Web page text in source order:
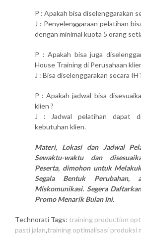
P : Apakah bisa diselenggarakan
J : Penyelenggaraan pelatihan
dengan minimal kuota 5 orang
P : Apakah bisa juga
House Training di Perusahaan
J : Bisa diselenggarakan secara
P : Apakah jadwal bisa
klien ?
J : Jadwal pelatihan dapat
kebutuhan klien.
Materi, Lokasi dan Jadwal
Sewaktu-waktu dan
Peserta, dimohon untuk
Segala Bentuk Perubahan,
Miskomunikasi. Segera
Promo Menarik Bulan Ini.
Technorati Tags: training production
pasti jalan,training optimalisasi produksi